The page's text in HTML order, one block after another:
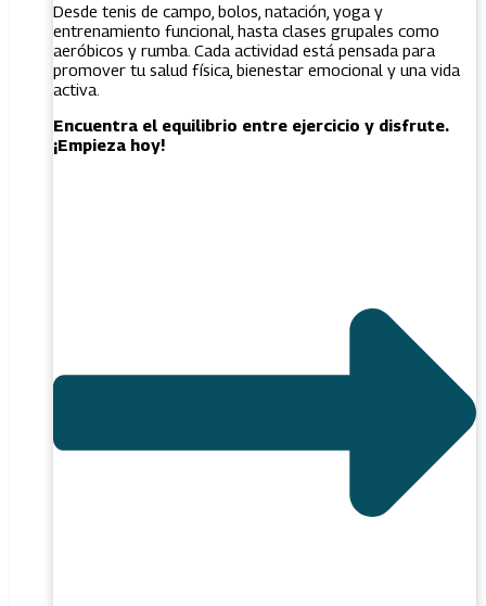
Desde tenis de campo, bolos, natación, yoga y
entrenamiento funcional, hasta clases grupales como
aeróbicos y rumba. Cada actividad está pensada para
promover tu salud física, bienestar emocional y una vida
activa.
Encuentra el equilibrio entre ejercicio y disfrute.
¡Empieza hoy!